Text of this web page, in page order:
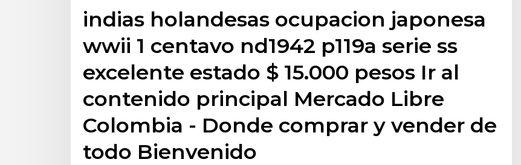
indias holandesas ocupacion japonesa
wwii 1 centavo nd1942 p119a serie ss
excelente estado $ 15.000 pesos Ir al
contenido principal Mercado Libre
Colombia - Donde comprar y vender de
todo Bienvenido